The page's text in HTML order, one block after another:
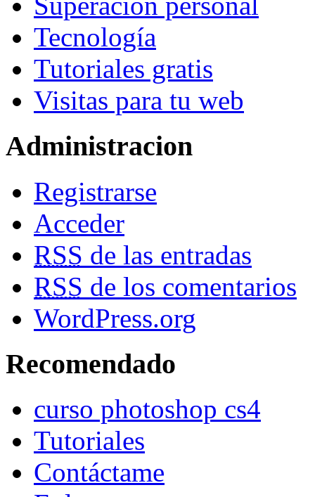
Tecnología
Tutoriales gratis
Visitas para tu web
Administracion
Registrarse
Acceder
RSS de las entradas
RSS de los comentarios
WordPress.org
Recomendado
curso photoshop cs4
Tutoriales
Contáctame